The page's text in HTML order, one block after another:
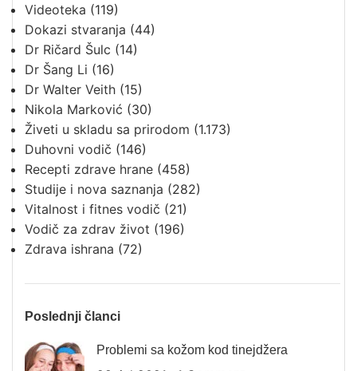
Videoteka (119)
Dokazi stvaranja (44)
Dr Ričard Šulc (14)
Dr Šang Li (16)
Dr Walter Veith (15)
Nikola Marković (30)
Živeti u skladu sa prirodom (1.173)
Duhovni vodič (146)
Recepti zdrave hrane (458)
Studije i nova saznanja (282)
Vitalnost i fitnes vodič (21)
Vodič za zdrav život (196)
Zdrava ishrana (72)
Poslednji članci
Problemi sa kožom kod tinejdžera